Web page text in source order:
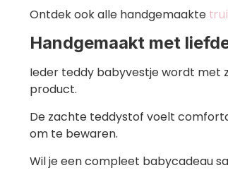
Ontdek ook alle handgemaakte
Handgemaakt met
Ieder teddy babyvestje wordt met
product.
De zachte teddystof voelt
om te bewaren.
Wil je een compleet babycadeau